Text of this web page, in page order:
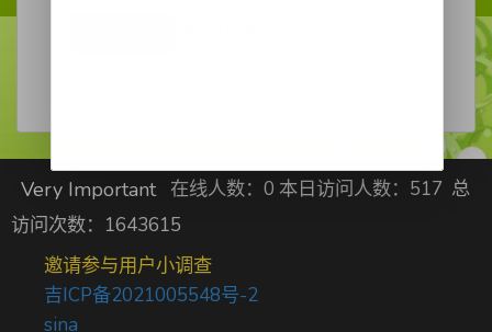
Very Important 在线人数： 0 本日访问人数： 517 总
访问次数： 1643615
邀请参与用户小调查
吉ICP备2021005548号-2
sina